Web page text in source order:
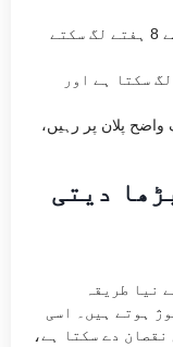
اگر وزن، تمباکو، اور ورزش شامل ہو تو 4 سے 8 ہفتے لگ سکتے
سکتا ہے اور
مسلسل 4 سے 8 ہفتے ایک واضح پلان پر رہیں،
دیتی
نیا طریقہ
ہوتے ہیں۔ اسی
دے سکتا ہے،